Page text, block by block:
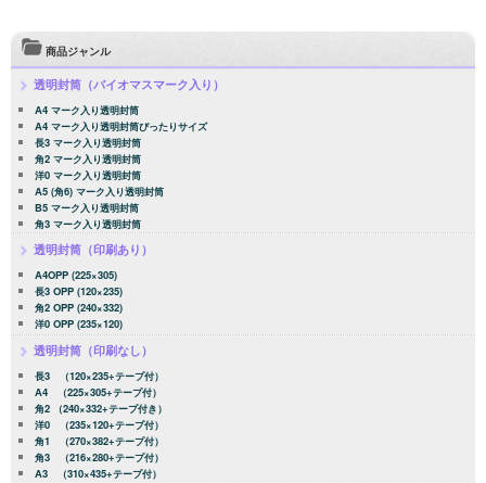
商品ジャンル
透明封筒（バイオマスマーク入り）
A4 マーク入り透明封筒
A4 マーク入り透明封筒ぴったりサイズ
長3 マーク入り透明封筒
角2 マーク入り透明封筒
洋0 マーク入り透明封筒
A5 (角6) マーク入り透明封筒
B5 マーク入り透明封筒
角3 マーク入り透明封筒
透明封筒（印刷あり）
A4OPP (225×305)
長3 OPP (120×235)
角2 OPP (240×332)
洋0 OPP (235×120)
透明封筒（印刷なし）
長3 （120×235+テープ付）
A4 （225×305+テープ付）
角2 （240×332+テープ付き）
洋0 （235×120+テープ付）
角1 （270×382+テープ付）
角3 （216×280+テープ付）
A3 （310×435+テープ付）